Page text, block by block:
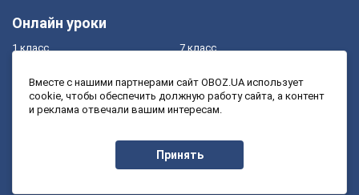
Онлайн уроки
1 класс
3 класс
7 класс
9 класс
Вместе с нашими партнерами сайт OBOZ.UA использует
cookie, чтобы обеспечить должную работу сайта, а контент
и реклама отвечали вашим интересам.
Принять